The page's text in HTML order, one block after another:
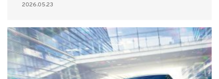
2026.05.23